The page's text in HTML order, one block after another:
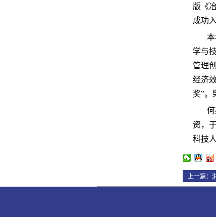
版《
成功
学与
管理
经济
奖”。
资，
科技
上一篇：